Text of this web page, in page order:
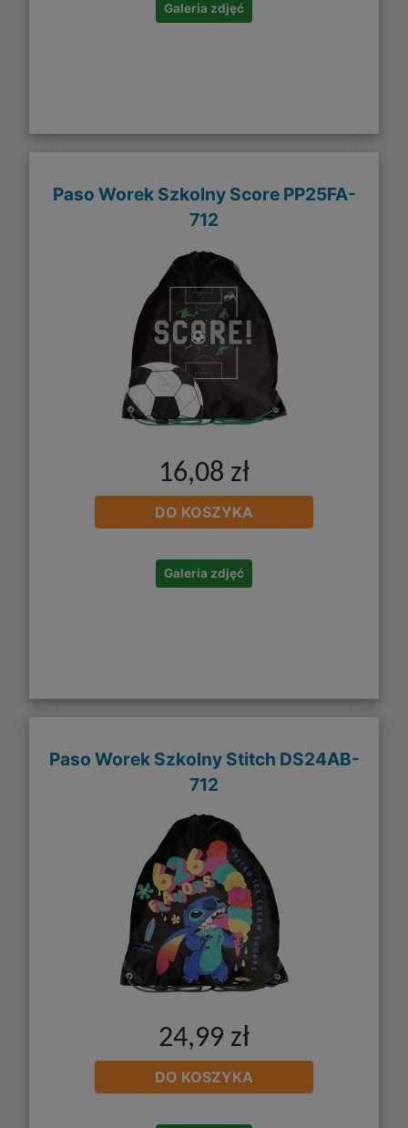
Galeria zdjęć
Paso Worek Szkolny Score PP25FA-
712
16,08 zł
DO KOSZYKA
Galeria zdjęć
Paso Worek Szkolny Stitch DS24AB-
712
24,99 zł
DO KOSZYKA